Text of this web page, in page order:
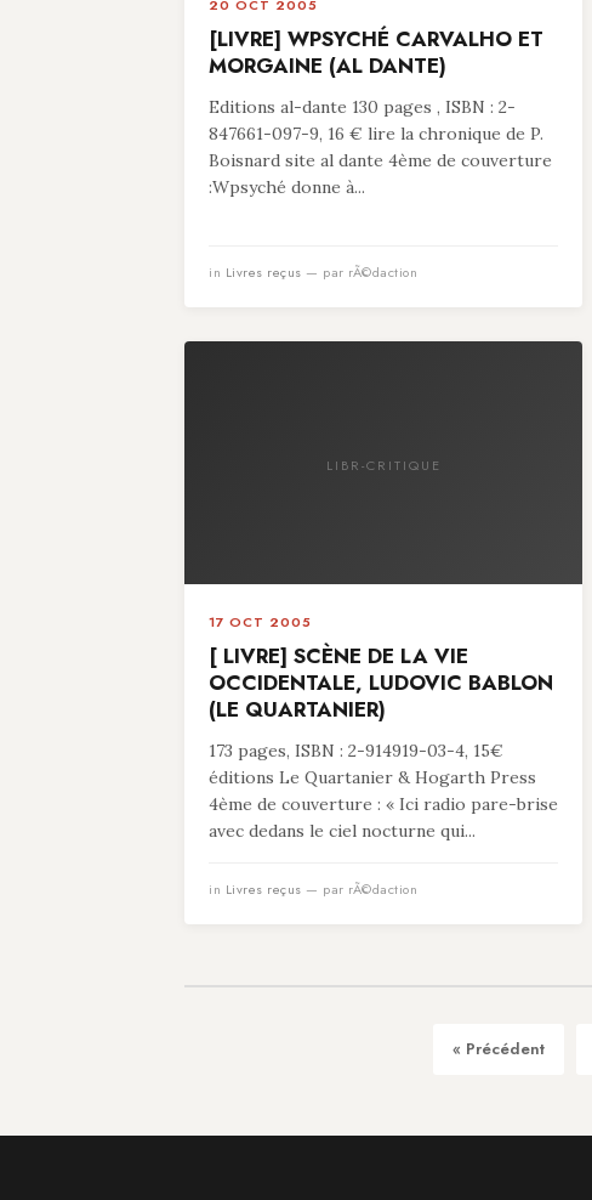
20 OCT 2005
[LIVRE] WPSYCHÉ CARVALHO ET
MORGAINE (AL DANTE)
Editions al-dante 130 pages , ISBN : 2-
847661-097-9, 16 € lire la chronique de P.
Boisnard site al dante 4ème de couverture
:Wpsyché donne à...
in Livres reçus — par rÃ©daction
LIBR-CRITIQUE
17 OCT 2005
[ LIVRE] SCÈNE DE LA VIE
OCCIDENTALE, LUDOVIC BABLON
(LE QUARTANIER)
173 pages, ISBN : 2-914919-03-4, 15€
éditions Le Quartanier & Hogarth Press
4ème de couverture : « Ici radio pare-brise
avec dedans le ciel nocturne qui...
in Livres reçus — par rÃ©daction
« Précédent